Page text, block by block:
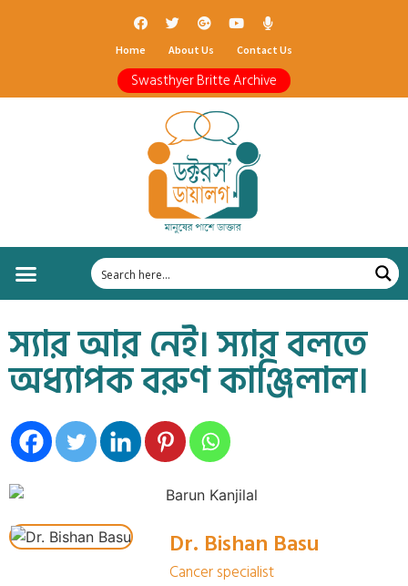
Home About Us Contact Us
Swasthyer Britte Archive
স্যার আর নেই। স্যার বলতে
অধ্যাপক বরুণ কাঞ্জিলাল।
Dr. Bishan Basu
Cancer specialist